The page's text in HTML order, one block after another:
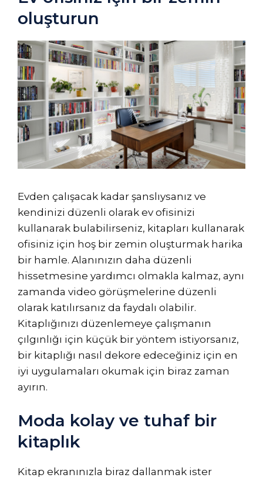
oluşturun
Evden çalışacak kadar şanslıysanız ve
kendinizi düzenli olarak ev ofisinizi
kullanarak bulabilirseniz, kitapları kullanarak
ofisiniz için hoş bir zemin oluşturmak harika
bir hamle. Alanınızın daha düzenli
hissetmesine yardımcı olmakla kalmaz, aynı
zamanda video görüşmelerine düzenli
olarak katılırsanız da faydalı olabilir.
Kitaplığınızı düzenlemeye çalışmanın
çılgınlığı için küçük bir yöntem istiyorsanız,
bir kitaplığı nasıl dekore edeceğiniz için en
iyi uygulamaları okumak için biraz zaman
ayırın.
Moda kolay ve tuhaf bir
kitaplık
Kitap ekranınızla biraz dallanmak ister